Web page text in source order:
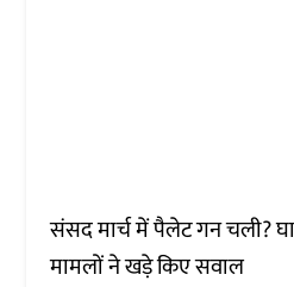
संसद मार्च में पैलेट गन चली?
मामलों ने खड़े किए सवाल